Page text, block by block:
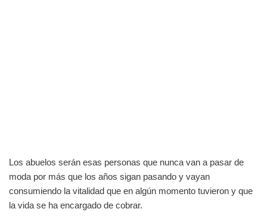
Los abuelos serán esas personas que nunca van a pasar de
moda por más que los años sigan pasando y vayan
consumiendo la vitalidad que en algún momento tuvieron y que
la vida se ha encargado de cobrar.